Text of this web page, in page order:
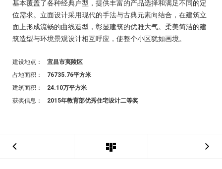
基本覆盖了各种经典户型，提供丰富的产品选择和满足不同的定
位需求。立面设计采用现代的手法与古典元素向结合，在建筑立
面上形成流畅的曲线造型，彰显建筑的优雅大气。柔美简洁的建
筑造型与环境景观设计相互呼应，使整个小区犹如画境。
建设地点：
宜昌市夷陵区
占地面积：
76735.76平方米
建筑面积：
24.10万平方米
获奖信息：
2015年教育部优秀住宅设计二等奖